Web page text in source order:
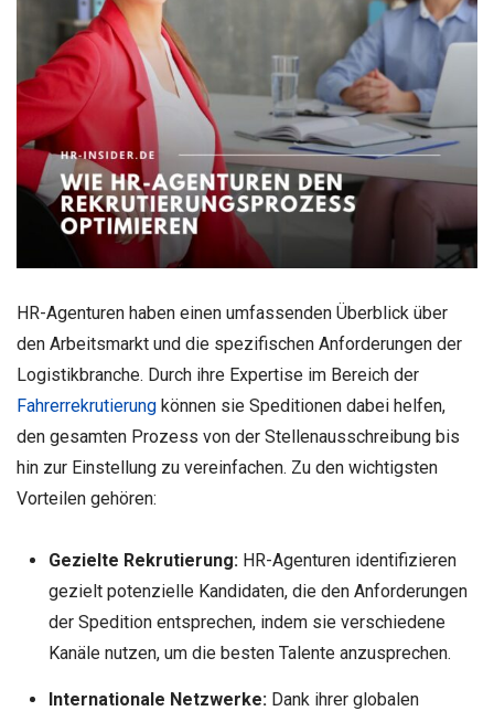
HR-Agenturen haben einen umfassenden Überblick über
den Arbeitsmarkt und die spezifischen Anforderungen der
Logistikbranche. Durch ihre Expertise im Bereich der
Fahrerrekrutierung können sie Speditionen dabei helfen,
den gesamten Prozess von der Stellenausschreibung bis
hin zur Einstellung zu vereinfachen. Zu den wichtigsten
Vorteilen gehören:
Gezielte Rekrutierung:HR-Agenturen identifizieren
gezielt potenzielle Kandidaten, die den Anforderungen
der Spedition entsprechen, indem sie verschiedene
Kanäle nutzen, um die besten Talente anzusprechen.
Internationale Netzwerke:Dank ihrer globalen